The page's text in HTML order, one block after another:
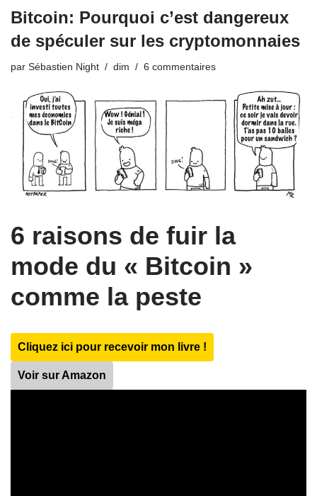
Bitcoin: Pourquoi c’est dangereux
de spéculer sur les cryptomonnaies
par Sébastien Night dim 6 commentaires
6 raisons de fuir la
mode du « Bitcoin »
comme la peste
Cliquez ici pour recevoir mon livre !
Voir sur Amazon